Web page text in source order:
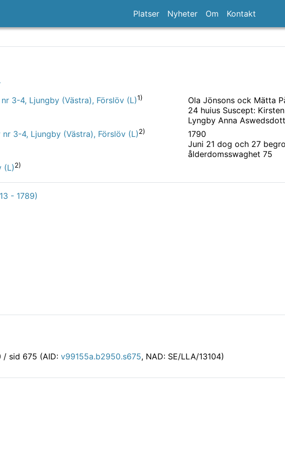
Platser Nyheter Om Kontakt
3-4, Ljungby (Västra), Förslöv (L)1)
Ola Jönsons ock Mätta
24 huius Suscept:
Lyngby Anna
nr 3-4, Ljungby (Västra), Förslöv (L)2)
1790
Juni 21 dog och 27
ålderdomsswaghet 75
(L)2)
- 1789)
/ sid 675 (AID: v99155a.b2950.s675, NAD: SE/LLA/13104)